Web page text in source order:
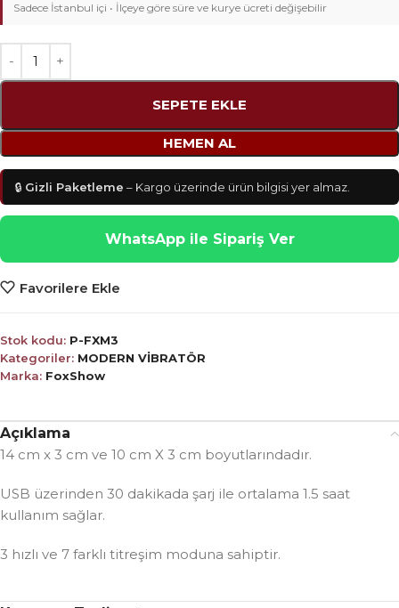
Sadece İstanbul içi • İlçeye göre süre ve kurye ücreti değişebilir
SEPETE EKLE
HEMEN AL
🔒 Gizli Paketleme – Kargo üzerinde ürün bilgisi yer almaz.
WhatsApp ile Sipariş Ver
Favorilere Ekle
Stok kodu: P-FXM3
Kategoriler: MODERN VİBRATÖR
Marka: FoxShow
Açıklama
14 cm x 3 cm ve 10 cm X 3 cm boyutlarındadır.
USB üzerinden 30 dakikada şarj ile ortalama 1.5 saat
kullanım sağlar.
3 hızlı ve 7 farklı titreşim moduna sahiptir.